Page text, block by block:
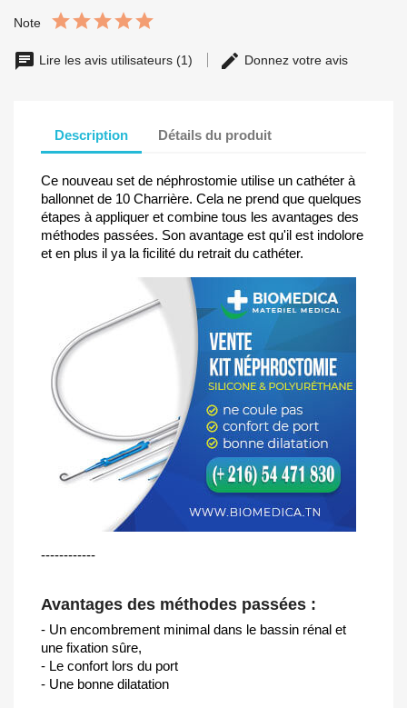
Note
Lire les avis utilisateurs (1) Donnez votre avis
Description Détails du produit
Ce nouveau set de néphrostomie utilise un cathéter à
ballonnet de 10 Charrière. Cela ne prend que quelques
étapes à appliquer et combine tous les avantages des
méthodes passées. Son avantage est qu'il est indolore
et en plus il ya la ficilité du retrait du cathéter.
------------
Avantages des méthodes passées :
- Un encombrement minimal dans le bassin rénal et
une fixation sûre,
- Le confort lors du port
- Une bonne dilatation